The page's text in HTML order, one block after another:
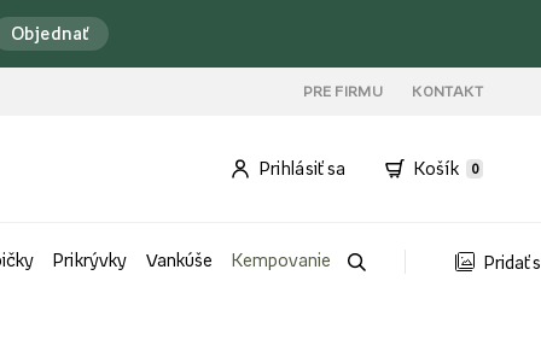
Objednať
PRE FIRMU KONTAKT
Prihlásiť sa Košík 0
Prikrývky Vankúše Kempovanie Pridať